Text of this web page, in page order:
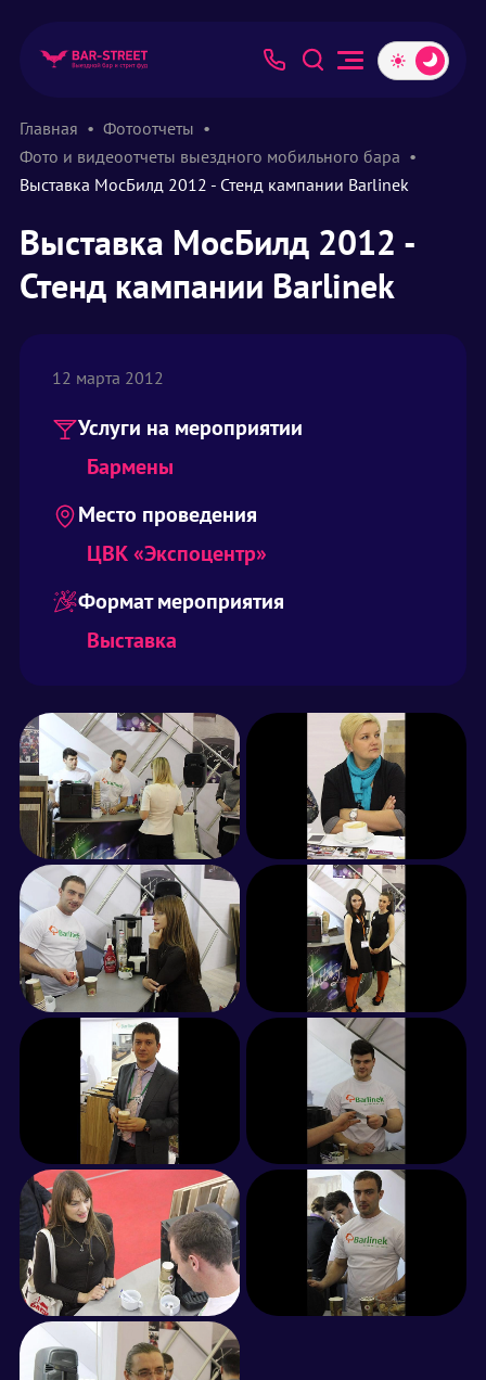
Главная
Фотоотчеты
Фото и видеоотчеты выездного мобильного бара
Выставка МосБилд 2012 - Стенд кампании Barlinek
Выставка МосБилд 2012 -
Стенд кампании Barlinek
12 марта 2012
Услуги на мероприятии
Бармены
Место проведения
ЦВК «Экспоцентр»
Формат мероприятия
Выставка